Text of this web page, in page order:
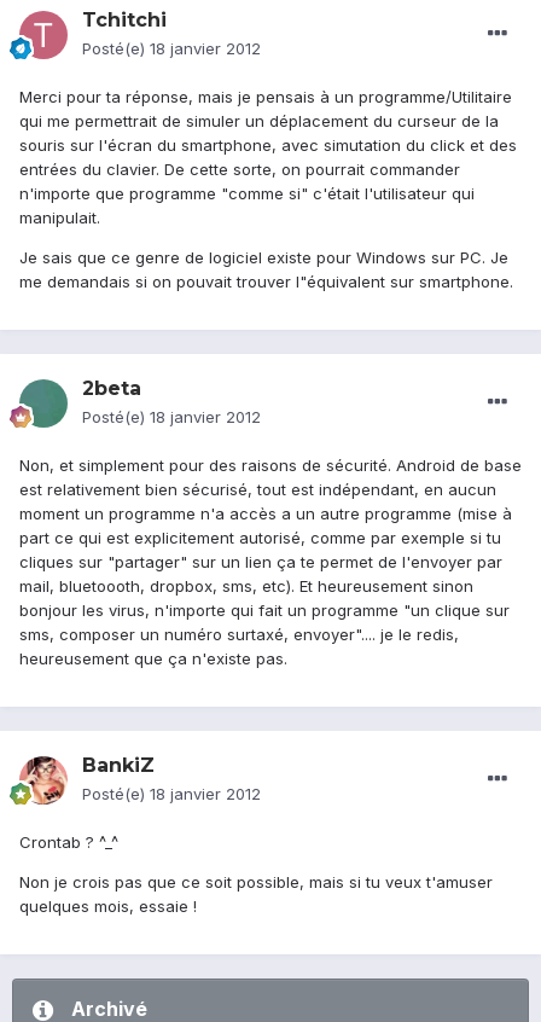
Tchitchi
Posté(e) 18 janvier 2012
Merci pour ta réponse, mais je pensais à un programme/Utilitaire
qui me permettrait de simuler un déplacement du curseur de la
souris sur l'écran du smartphone, avec simutation du click et des
entrées du clavier. De cette sorte, on pourrait commander
n'importe que programme "comme si" c'était l'utilisateur qui
manipulait.
Je sais que ce genre de logiciel existe pour Windows sur PC. Je
me demandais si on pouvait trouver l"équivalent sur smartphone.
2beta
Posté(e) 18 janvier 2012
Non, et simplement pour des raisons de sécurité. Android de base
est relativement bien sécurisé, tout est indépendant, en aucun
moment un programme n'a accès a un autre programme (mise à
part ce qui est explicitement autorisé, comme par exemple si tu
cliques sur "partager" sur un lien ça te permet de l'envoyer par
mail, bluetoooth, dropbox, sms, etc). Et heureusement sinon
bonjour les virus, n'importe qui fait un programme "un clique sur
sms, composer un numéro surtaxé, envoyer".... je le redis,
heureusement que ça n'existe pas.
BankiZ
Posté(e) 18 janvier 2012
Crontab ? ^_^
Non je crois pas que ce soit possible, mais si tu veux t'amuser
quelques mois, essaie !
Archivé